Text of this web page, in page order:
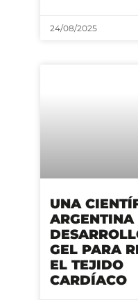
24/08/2025
UNA
ARGENTINA
GEL PARA
EL TEJIDO
CARDÍACO